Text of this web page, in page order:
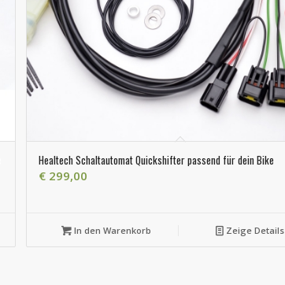
Healtech Schaltautomat Quickshifter passend für dein Bike
€299,00
In den Warenkorb Zeige Details